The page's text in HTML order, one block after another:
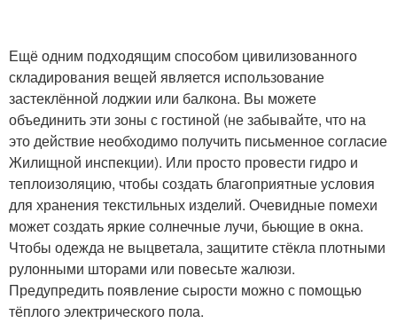
Ещё одним подходящим способом цивилизованного
складирования вещей является использование
застеклённой лоджии или балкона. Вы можете
объединить эти зоны с гостиной (не забывайте, что на
это действие необходимо получить письменное согласие
Жилищной инспекции). Или просто провести гидро и
теплоизоляцию, чтобы создать благоприятные условия
для хранения текстильных изделий. Очевидные помехи
может создать яркие солнечные лучи, бьющие в окна.
Чтобы одежда не выцветала, защитите стёкла плотными
рулонными шторами или повесьте жалюзи.
Предупредить появление сырости можно с помощью
тёплого электрического пола.